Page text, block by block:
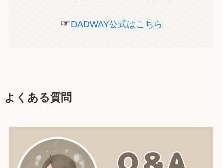
☞DADWAY公式はこちら
よくある質問